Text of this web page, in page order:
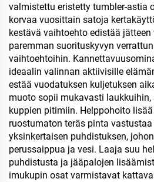
valmistettu eristetty tumbler-astia
korvaa vuosittain satoja
kestävä vaihtoehto edistää
paremman suorituskyvyn
vaihtoehtoihin.
ideaalin valinnan aktiivisille
estää vuodatuksen kuljetuksen
muoto sopii mukavasti
kuppien pitimiin. Helppohoito
ruostumaton teräs pinta
yksinkertaisen puhdistuksen,
perussaippua ja vesi. Laaja suu
puhdistusta ja jääpalojen
imukupin osat varmistavat